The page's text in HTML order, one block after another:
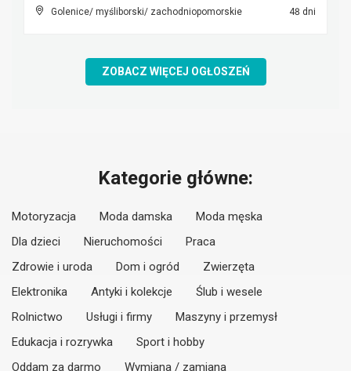
Golenice/ myśliborski/ zachodniopomorskie 48 dni
ZOBACZ WIĘCEJ OGŁOSZEŃ
Kategorie główne:
Motoryzacja Moda damska
Moda męska
Dla dzieci
Nieruchomości
Praca
Zdrowie i uroda
Dom i ogród
Zwierzęta
Elektronika
Antyki i kolekcje
Ślub i wesele
Rolnictwo
Usługi i firmy
Maszyny i przemysł
Edukacja i rozrywka
Sport i hobby
Oddam za darmo
Wymiana / zamiana